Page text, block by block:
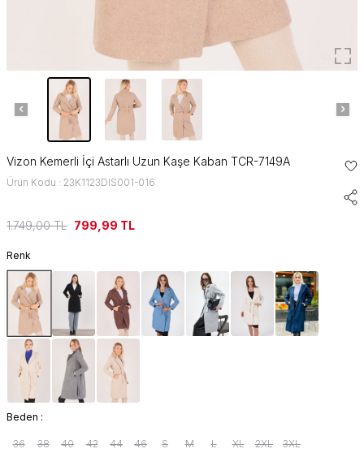
Vizon Kemerli İçi Astarlı Uzun Kaşe Kaban TCR-7149A
Ürün Kodu : 23K1123DIS001-016
1.749,00TL 799,99 TL
Renk
Beden :
36 38 40 42 44 46 S M L XL 2XL 3XL